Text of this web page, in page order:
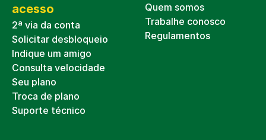
acesso
2ª via da conta
Solicitar desbloqueio
Indique um amigo
Consulta velocidade
Seu plano
Troca de plano
Suporte técnico
Quem somos
Trabalhe conosco
Regulamentos